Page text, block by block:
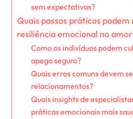
sem expectativas?
Quais passos práticos
resiliência emocional no
Como os indivíduos podem
apego seguro?
Quais erros comuns devem
relacionamentos?
Quais insights de
práticas emocionais mais